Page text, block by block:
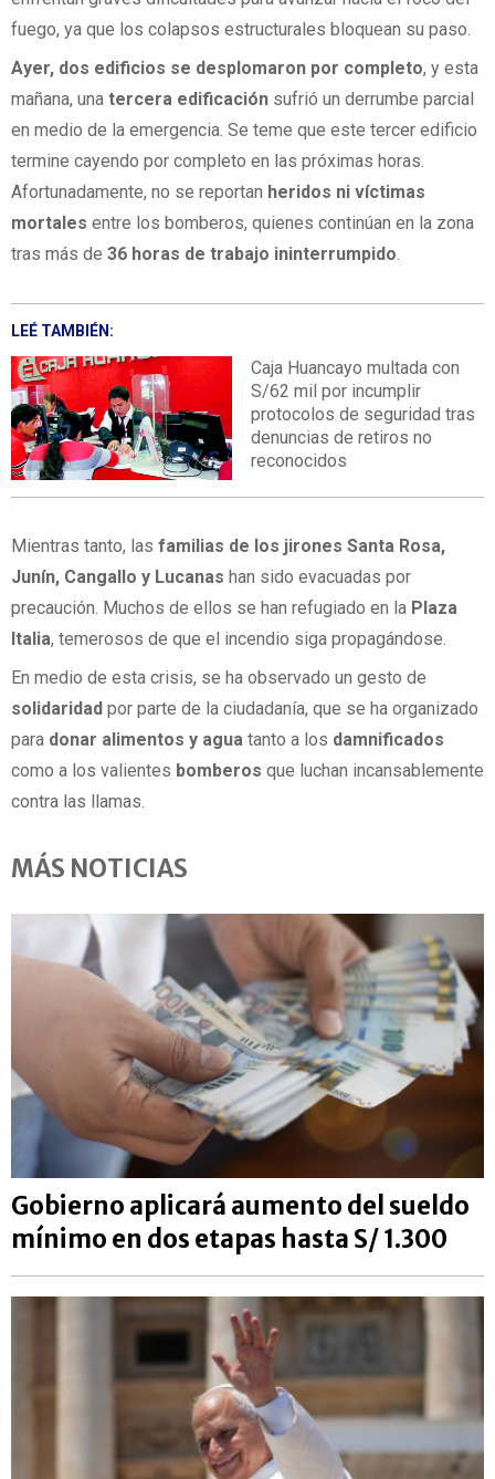
fuego, ya que los colapsos estructurales bloquean su paso.
Ayer, dos edificios se desplomaron por completo, y esta
mañana, una tercera edificación sufrió un derrumbe parcial
en medio de la emergencia. Se teme que este tercer edificio
termine cayendo por completo en las próximas horas.
Afortunadamente, no se reportan heridos ni víctimas
mortales entre los bomberos, quienes continúan en la zona
tras más de 36 horas de trabajo ininterrumpido.
LEÉ TAMBIÉN:
Caja Huancayo multada con
S/62 mil por incumplir
protocolos de seguridad tras
denuncias de retiros no
reconocidos
Mientras tanto, las familias de los jirones Santa Rosa,
Junín, Cangallo y Lucanas han sido evacuadas por
precaución. Muchos de ellos se han refugiado en la Plaza
Italia, temerosos de que el incendio siga propagándose.
En medio de esta crisis, se ha observado un gesto de
solidaridad por parte de la ciudadanía, que se ha organizado
para donar alimentos y agua tanto a los damnificados
como a los valientes bomberos que luchan incansablemente
contra las llamas.
MÁS NOTICIAS
Gobierno aplicará aumento del sueldo
mínimo en dos etapas hasta S/ 1.300